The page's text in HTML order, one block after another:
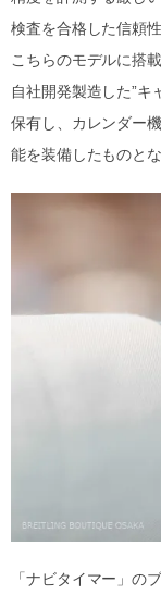
検査を合格した信頼
こちらのモデルに搭
自社開発製造した”キ
保有し、カレンダー
能を装備したものとな
「ナビタイマー」の